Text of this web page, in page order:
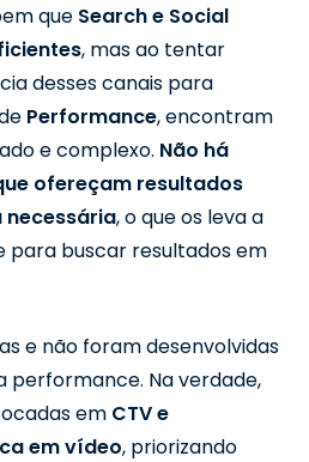
que Search e Social
, mas ao tentar
desses canais para
Performance, encontram
e complexo. Não há
ofereçam resultados
necessária, o que os leva a
para buscar resultados em
e não foram desenvolvidas
Na verdade,
em CTV e
em vídeo, priorizando